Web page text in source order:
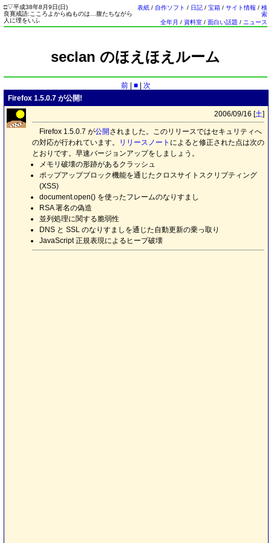
□▽平成38年8月9日(日)
良寛戒語:こころよからぬものは…腹たちながら
人に理をいふ
表紙 / 自作ソフト / 日記 / 宝箱 / サイト情報 / 検
索
全年月 / 資料室 / 面白い話題 / ニュース
seclan のほえほえルーム
前| ■|
次
Firefox 1.5.0.7 が公開!
2006/09/16 [土]
Firefox 1.5.0.7 が公開されました。このリリースではセキュリティへ
の対応が行われています。
リリースノート によると修正された点は次の
とおりです。早速バージョンアップをしましょう。
メモリ破壊の形跡があるクラッシュ
ポップアップブロック機能を通じたクロスサイトスクリプティング
(XSS)
document.open() を使ったフレームのなりすまし
RSA 署名の偽造
並列処理に関する脆弱性
DNS と SSL のなりすましを通じた自動更新の乗っ取り
JavaScript 正規表現によるヒープ破壊